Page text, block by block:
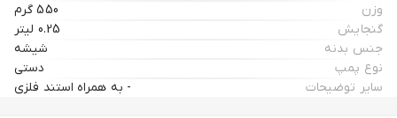
وزن
550 گرم
گنجایش
0.25 لیتر
جنس بدنه
شیشه
نوع پمپ
دستی
سایر توضیحات
- به همراه استند فلزی